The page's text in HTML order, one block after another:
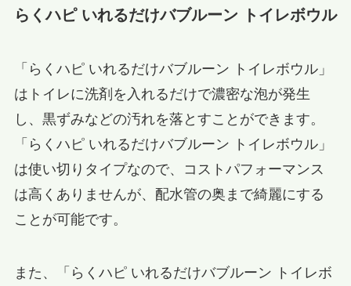
らくハピ いれるだけバブルーン トイレボウル
「らくハピ いれるだけバブルーン トイレボウル」
はトイレに洗剤を入れるだけで濃密な泡が発生
し、黒ずみなどの汚れを落とすことができます。
「らくハピ いれるだけバブルーン トイレボウル」
は使い切りタイプなので、コストパフォーマンス
は高くありませんが、配水管の奥まで綺麗にする
ことが可能です。
また、「らくハピ いれるだけバブルーン トイレボ